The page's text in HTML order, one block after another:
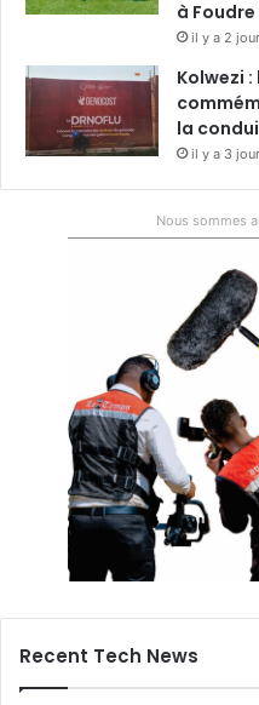
à
il y a 2
Kolwezi :
la
il y a 3
Nous sommes
Recent Tech News